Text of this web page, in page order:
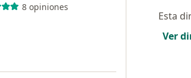
8 opiniones
Esta
Ver